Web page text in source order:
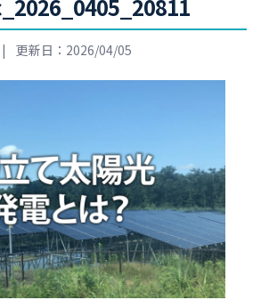
| 更新日：2026/04/05